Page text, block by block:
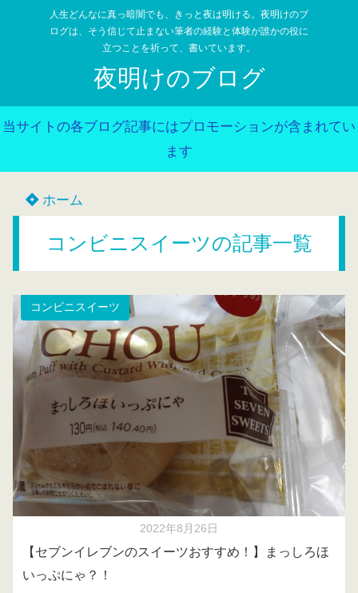
人生どんなに真っ暗闇でも、きっと夜は明ける。夜明けのブ
ログは、そう信じて止まない筆者の経験と体験が誰かの役に
立つことを祈って、書いています。
夜明けのブログ
当サイトの各ブログ記事にはプロモーションが含まれてい
ます
ホーム
コンビニスイーツの記事一覧
コンビニスイーツ
2022年8月26日
【セブンイレブンのスイーツおすすめ！】まっしろほ
いっぷにゃ？！